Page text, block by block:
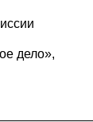
дело»,